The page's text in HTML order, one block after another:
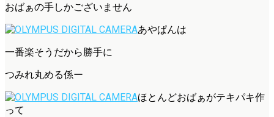
おばぁの手しかございません
あやぱんは
一番楽そうだから勝手に
つみれ丸める係ー
ほとんどおばぁがテキパキ作
って